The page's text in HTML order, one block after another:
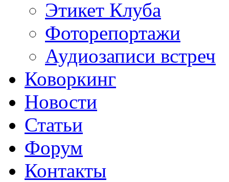
Этикет Клуба
Фоторепортажи
Аудиозаписи встреч
Коворкинг
Новости
Статьи
Форум
Контакты